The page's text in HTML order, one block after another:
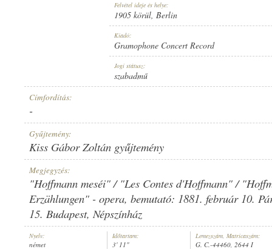
ELŐADÓ: ,CARL JÖRN ISMERETLEN ZENEKAR
GRAMOPHONE CONCERT RECORD
LEMEZSZÁM: G. C.-44460
Felvétel ideje és helye:
1905 körül, Berlin
Kiadó:
Gramophone Concert Record
Jogi státusz:
szabadmű
Címfordítás:
-
Gyűjtemény:
Kiss Gábor Zoltán gyűjtemény
Megjegyzés:
"Hoffmann meséi" / "Les Contes d'Hoffmann" /
Erzählungen" - opera, bemutató: 1881. február 10.
15. Budapest, Népszínház
Nyelv:
német
Időtartam:
3' 11"
Lemezszám, Matricaszám:
G. C.-44460, 2644 I